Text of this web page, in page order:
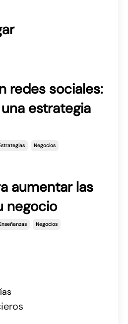
redes sociales:
estrategia
Negocios
aumentar las
negocio
Negocios